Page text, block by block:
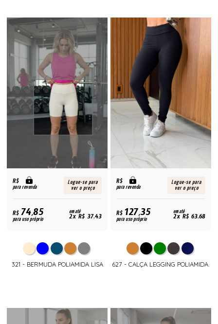
R$
para revenda
Logue-se para
ver o preço
R$74,85
para uso próprio
em até
2x R$ 37,43
321 - BERMUDA POLIAMIDA LISA
R$
para revenda
Logue-se para
ver o preço
R$127,35
para uso próprio
em até
2x R$ 63,68
627 - CALÇA LEGGING POLIAMIDA.